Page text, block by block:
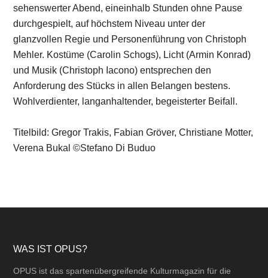
sehenswerter Abend, eineinhalb Stunden ohne Pause
durchgespielt, auf höchstem Niveau unter der
glanzvollen Regie und Personenführung von Christoph
Mehler. Kostüme (Carolin Schogs), Licht (Armin Konrad)
und Musik (Christoph Iacono) entsprechen den
Anforderung des Stücks in allen Belangen bestens.
Wohlverdienter, langanhaltender, begeisterter Beifall.
Titelbild: Gregor Trakis, Fabian Gröver, Christiane Motter,
Verena Bukal ©Stefano Di Buduo
Footer
WAS IST OPUS?
OPUS ist das spartenübergreifende Kulturmagazin für die